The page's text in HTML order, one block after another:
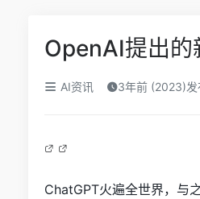
OpenAI提出的
AI资讯 3年前 (2023)发
ChatGPT火遍全世界，与